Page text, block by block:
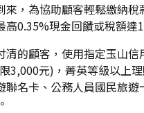
來，為協助顧客輕鬆繳納
高0.35%現金回饋或稅額
清的顧客，使用指定玉山
3,000元)，菁英等級以上
聯名卡、公務人員國民旅